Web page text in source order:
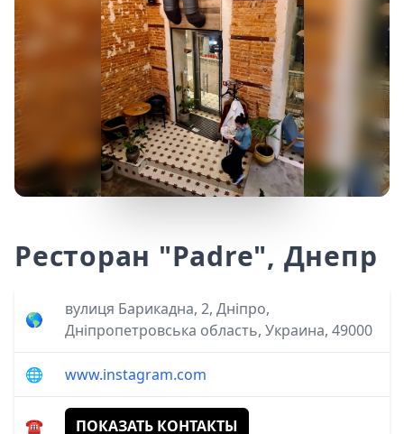
Ресторан "Padre", Днепр
🌎
вулиця Барикадна, 2, Дніпро,
Дніпропетровська область, Украина, 49000
🌐 www.instagram.com
☎️ ПОКАЗАТЬ КОНТАКТЫ